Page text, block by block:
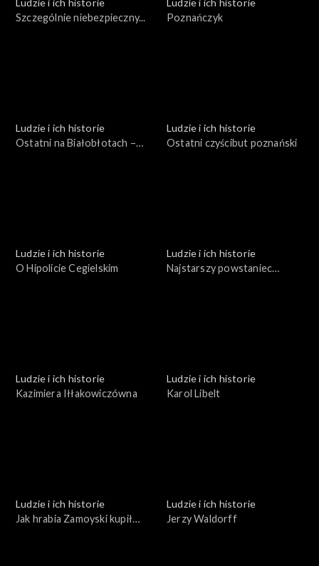
Ludzie i ich historie
Szczególnie niebezpieczny...
Ludzie i ich historie
Poznańczyk
Ludzie i ich historie
Ostatni na Białobłotach –
Ludzie i ich historie
Ostatni czyścibut poznański
Ludzie i ich historie
O Hipolicie Cegielskim
Ludzie i ich historie
Najstarszy powstaniec
Ludzie i ich historie
Kazimiera Iłłakowiczówna
Ludzie i ich historie
Karol Libelt
Ludzie i ich historie
Jak hrabia Zamoyski kupił
Ludzie i ich historie
Jerzy Waldorff